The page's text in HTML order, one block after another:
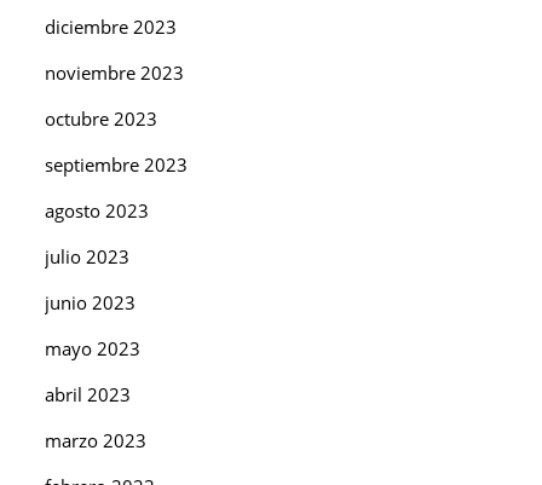
diciembre 2023
noviembre 2023
octubre 2023
septiembre 2023
agosto 2023
julio 2023
junio 2023
mayo 2023
abril 2023
marzo 2023